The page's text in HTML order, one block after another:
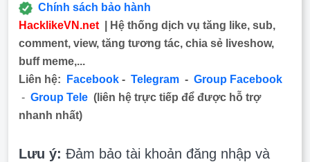
Chính sách bảo hành
HacklikeVN.net | Hệ thống dịch vụ tăng like, sub,
comment, view, tăng tương tác, chia sẻ liveshow,
buff meme,...
Liên hệ:
Facebook - Telegram - Group Facebook
- Group Tele (liên hệ trực tiếp để được hỗ trợ
nhanh nhất)
Lưu ý: Đảm bảo tài khoản đăng nhập và